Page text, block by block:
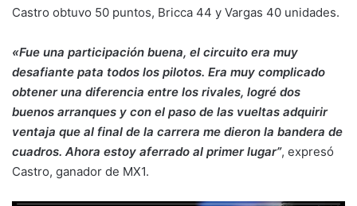
Castro obtuvo 50 puntos, Bricca 44 y Vargas 40 unidades.
«Fue una participación buena, el circuito era muy
desafiante pata todos los pilotos. Era muy complicado
obtener una diferencia entre los rivales, logré dos
buenos arranques y con el paso de las vueltas adquirir
ventaja que al final de la carrera me dieron la bandera de
cuadros. Ahora estoy aferrado al primer lugar”, expresó
Castro, ganador de MX1.